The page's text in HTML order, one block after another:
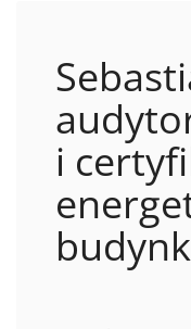
i